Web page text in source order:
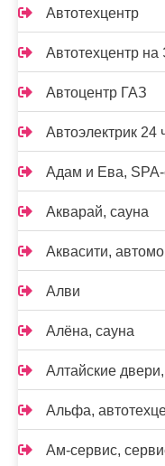
Автотехцентр
Автотехцентр на
Автоцентр ГАЗ
Автоэлектрик 24
Адам и Ева,
Акварай, сауна
Аквасити,
Алви
Алёна, сауна
Алтайские
Альфа,
Ам-сервис,